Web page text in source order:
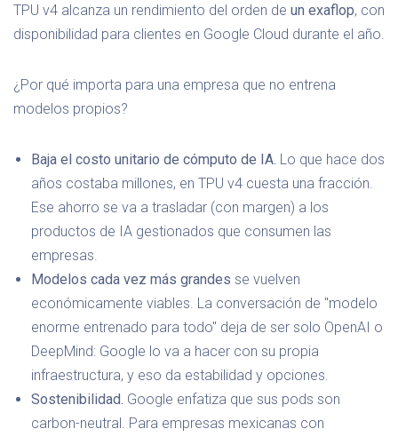
TPU v4 alcanza un rendimiento del orden de un exaflop, con
disponibilidad para clientes en Google Cloud durante el año.
¿Por qué importa para una empresa que no entrena
modelos propios?
Baja el costo unitario de cómputo de IA. Lo que hace dos
años costaba millones, en TPU v4 cuesta una fracción.
Ese ahorro se va a trasladar (con margen) a los
productos de IA gestionados que consumen las
empresas.
Modelos cada vez más grandes se vuelven
económicamente viables. La conversación de "modelo
enorme entrenado para todo" deja de ser solo OpenAI o
DeepMind: Google lo va a hacer con su propia
infraestructura, y eso da estabilidad y opciones.
Sostenibilidad. Google enfatiza que sus pods son
carbon-neutral. Para empresas mexicanas con